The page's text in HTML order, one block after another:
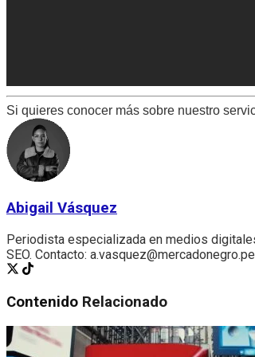
Si quieres conocer más sobre nuestro
Abigail Vásquez
Periodista especializada en medios
SEO. Contacto: a.vasquez@mercadonegro.pe
Contenido Relacionado